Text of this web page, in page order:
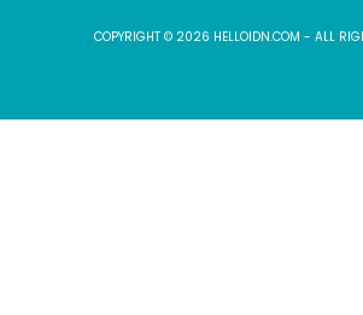
COPYRIGHT © 2026 HELLOIDN.COM - ALL